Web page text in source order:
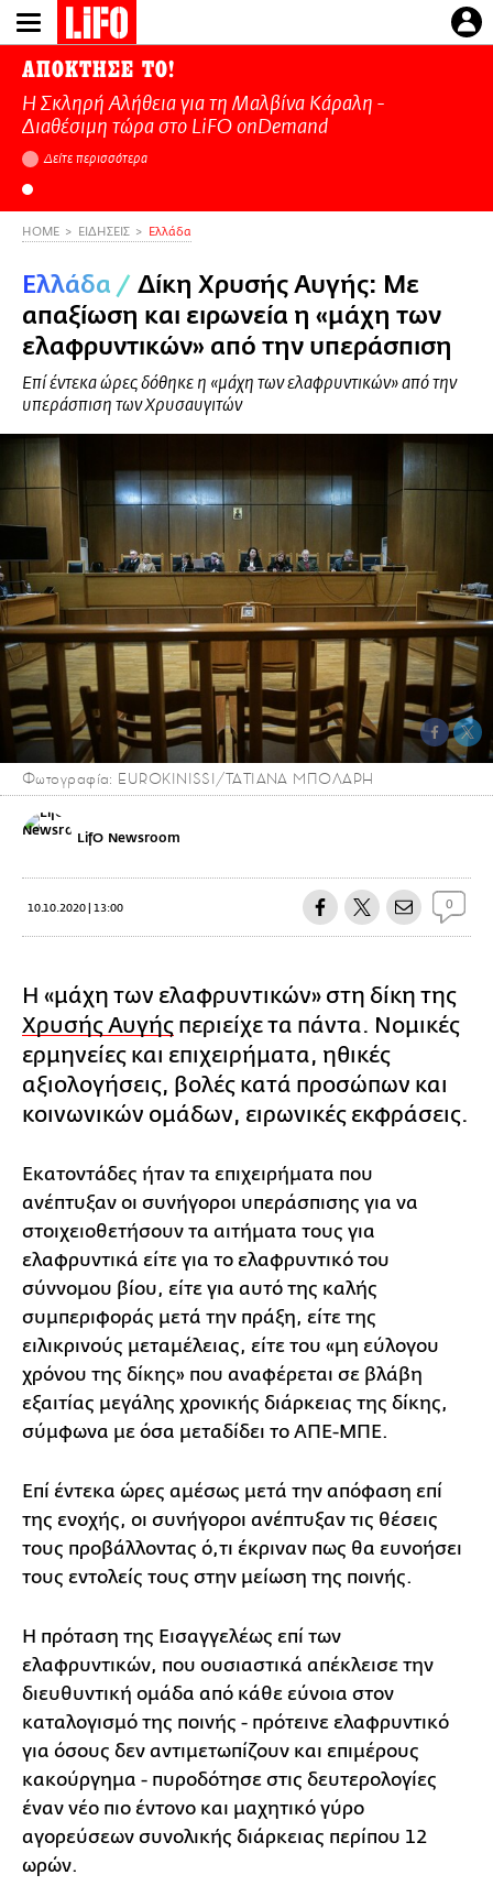
Παράκαμψη
προς
κυρίως
περιεχόμενο
ΑΠΟΚΤΗΣΕ ΤΟ!
Η Σκληρή Αλήθεια για τη Μαλβίνα Κάραλη -
Διαθέσιμη τώρα στo LiFO onDemand
Δείτε περισσότερα
HOME ΕΙΔΗΣΕΙΣ Ελλάδα
Ελλάδα / Δίκη Χρυσής Αυγής: Με
απαξίωση και ειρωνεία η «μάχη των
ελαφρυντικών» από την υπεράσπιση
Επί έντεκα ώρες δόθηκε η «μάχη των ελαφρυντικών» από την
υπεράσπιση των Χρυσαυγιτών
Φωτογραφία: EUROKINISSI/ΤΑΤΙΑΝΑ ΜΠΟΛΑΡΗ
LifO Newsroom
10.10.2020 | 13:00 0
Η «μάχη των ελαφρυντικών» στη δίκη της
Χρυσής Αυγής περιείχε τα πάντα. Νομικές
ερμηνείες και επιχειρήματα, ηθικές
αξιολογήσεις, βολές κατά προσώπων και
κοινωνικών ομάδων, ειρωνικές εκφράσεις.
Εκατοντάδες ήταν τα επιχειρήματα που
ανέπτυξαν οι συνήγοροι υπεράσπισης για να
στοιχειοθετήσουν τα αιτήματα τους για
ελαφρυντικά είτε για το ελαφρυντικό του
σύννομου βίου, είτε για αυτό της καλής
συμπεριφοράς μετά την πράξη, είτε της
ειλικρινούς μεταμέλειας, είτε του «μη εύλογου
χρόνου της δίκης» που αναφέρεται σε βλάβη
εξαιτίας μεγάλης χρονικής διάρκειας της δίκης,
σύμφωνα με όσα μεταδίδει το ΑΠΕ-ΜΠΕ.
Επί έντεκα ώρες αμέσως μετά την απόφαση επί
της ενοχής, οι συνήγοροι ανέπτυξαν τις θέσεις
τους προβάλλοντας ό,τι έκριναν πως θα ευνοήσει
τους εντολείς τους στην μείωση της ποινής.
Η πρόταση της Εισαγγελέως επί των
ελαφρυντικών, που ουσιαστικά απέκλεισε την
διευθυντική ομάδα από κάθε εύνοια στον
καταλογισμό της ποινής - πρότεινε ελαφρυντικό
για όσους δεν αντιμετωπίζουν και επιμέρους
κακούργημα - πυροδότησε στις δευτερολογίες
έναν νέο πιο έντονο και μαχητικό γύρο
αγορεύσεων συνολικής διάρκειας περίπου 12
ωρών.